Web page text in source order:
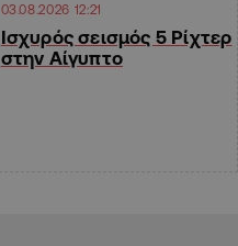
03.08.2026 12:21
Ισχυρός σεισμός 5 Ρίχτερ
στην Αίγυπτο